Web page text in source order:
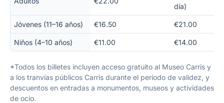
día)
Jóvenes (11–16 años) €16.50 €21.00
Niños (4–10 años) €11.00 €14.00
*Todos los billetes incluyen acceso gratuito al Museo Carris y
a los tranvías públicos Carris durante el período de validez, y
descuentos en entradas a monumentos, museos y actividades
de ocio.